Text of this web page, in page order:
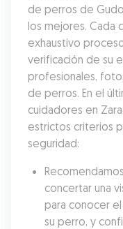
de perros de
los mejores. Cada
exhaustivo
verificación de su
profesionales,
de perros. En el
cuidadores en
estrictos criterios
seguridad:
concertar una
para conocer
su perro, y